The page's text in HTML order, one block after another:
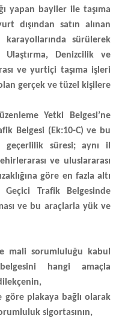
yapan bayiler ile taşıma
dışından satın alınan
karayollarında sürülerek
Denizcilik ve
ve yurtiçi taşıma işleri
gerçek ve tüzel kişilere
Yetki Belgesi’ne
Belgesi (Ek:10-C) ve bu
geçerlilik süresi; aynı il
ve uluslararası
göre en fazla altı
Trafik Belgesinde
ve bu araçlarla yük ve
mali sorumluluğu kabul
hangi amaçla
göre plakaya bağlı olarak
sigortasının,